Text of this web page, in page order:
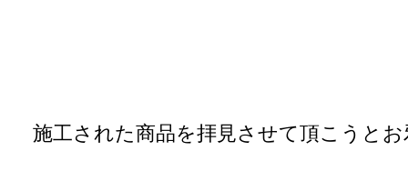
施工された商品を拝見させて頂こうと